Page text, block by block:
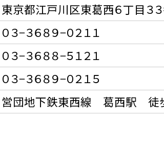
東京都江戸川区東葛西６丁目３
０３−３６８９−０２１１
０３−３６８８−５１２１
０３−３６８９−０２１５
営団地下鉄東西線 葛西駅 徒